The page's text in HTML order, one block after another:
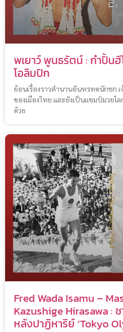
พเยาว์ พูนธรัตน์ : กำปั้น
โอลิมปิก
ย้อนเรื่องราวตำนานอันหรทดนักชก
ของเมืองไทย และยังเป็นแชมป์มวยโ
ด้วย
Fred Wada Isamu –
Kazushige Hirasawa :
หลังปาฏิหาริย์ ‘Tokyo